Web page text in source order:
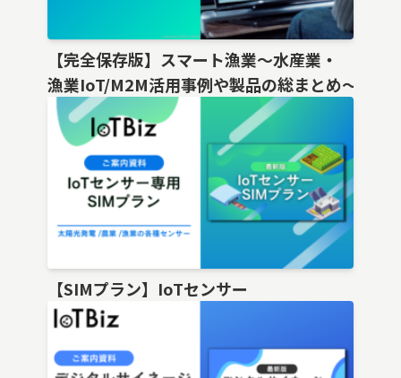
【完全保存版】スマート漁業〜水産業・
漁業IoT/M2M活用事例や製品の総まとめ〜
【SIMプラン】IoTセンサー